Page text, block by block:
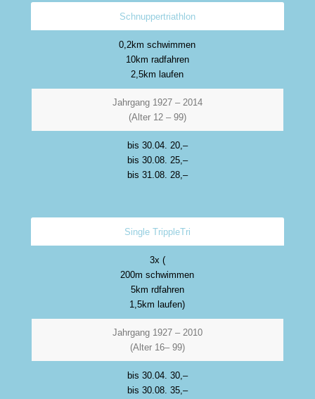
Schnuppertriathlon
0,2km schwimmen
10km radfahren
2,5km laufen
Jahrgang 1927 – 2014
(Alter 12 – 99)
bis 30.04. 20,–
bis 30.08. 25,–
bis 31.08. 28,–
Single TrippleTri
3x (
200m schwimmen
5km rdfahren
1,5km laufen)
Jahrgang 1927 – 2010
(Alter 16– 99)
bis 30.04. 30,–
bis 30.08. 35,–